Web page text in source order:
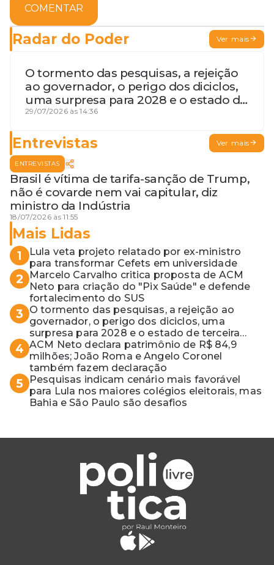
COMENTAR
Radar do Poder Ver mais
O tormento das pesquisas, a rejeição
ao governador, o perigo dos diciclos,
uma surpresa para 2028 e o estado de
terceira guerra mundial
29/07/2026 às 14:36
Entrevistas Ver mais
ENTREVISTAS
Brasil é vítima de tarifa-sanção de Trump,
não é covarde nem vai capitular, diz
ministro da Indústria
18/07/2026 às 11:55
Mais Lidas
1
Lula veta projeto relatado por ex-ministro
para transformar Cefets em universidade
2
Marcelo Carvalho critica proposta de ACM
Neto para criação do "Pix Saúde" e defende
fortalecimento do SUS
3
O tormento das pesquisas, a rejeição ao
governador, o perigo dos diciclos, uma
surpresa para 2028 e o estado de terceira
guerra mundial
4 ACM Neto declara patrimônio de R$ 84,9
milhões; João Roma e Angelo Coronel
também fazem declaração
5
Pesquisas indicam cenário mais favorável
para Lula nos maiores colégios eleitorais, mas
Bahia e São Paulo são desafios